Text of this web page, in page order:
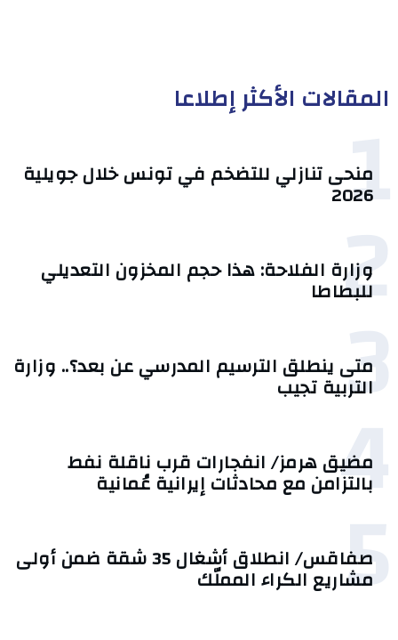
المقالات الأكثر إطلاعا
1 منحى تنازلي ‎للتضخم في تونس خلال جويلية
2026‎
2
وزارة الفلاحة: هذا حجم المخزون التعديلي
للبطاطا
3
متى ينطلق الترسيم المدرسي عن بعد؟.. وزارة
التربية تجيب
4
مضيق هرمز/ انفجارات قرب ناقلة نفط
بالتزامن مع محادثات إيرانية عُمانية
5 صفاقس/ انطلاق أشغال 35 شقة ضمن أولى
مشاريع الكراء المملّك